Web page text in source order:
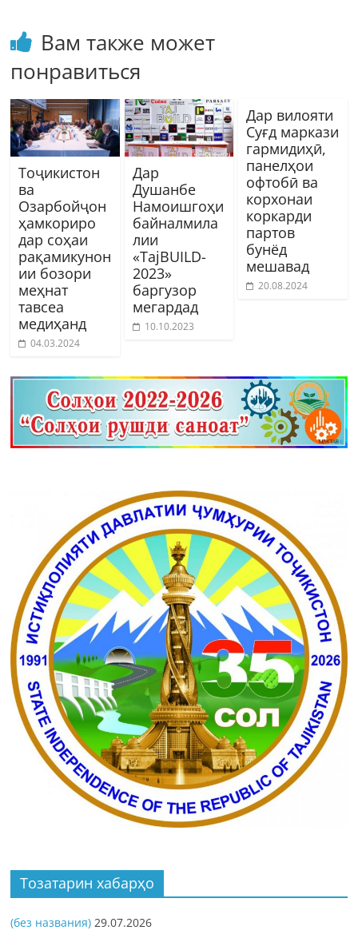
Вам также может
понравиться
Тоҷикистон
ва
Озарбойҷон
ҳамкориро
дар соҳаи
рақамикунон
ии бозори
меҳнат
тавсеа
медиҳанд
04.03.2024
Дар
Душанбе
Намоишгоҳи
байналмила
лии
«TajBUILD-
2023»
баргузор
мегардад
10.10.2023
Дар вилояти
Суғд маркази
гармидиҳӣ,
панелҳои
офтобӣ ва
корхонаи
коркарди
партов
бунёд
мешавад
20.08.2024
Тозатарин хабарҳо
(без названия) 29.07.2026